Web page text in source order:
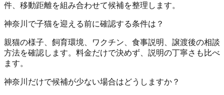
件、移動距離を組み合わせて候補を整理します。
神奈川で子猫を迎える前に確認する条件は？
親猫の様子、飼育環境、ワクチン、食事説明、譲渡後の相談
方法を確認します。料金だけで決めず、説明の丁寧さも比べ
ます。
神奈川だけで候補が少ない場合はどうしますか？